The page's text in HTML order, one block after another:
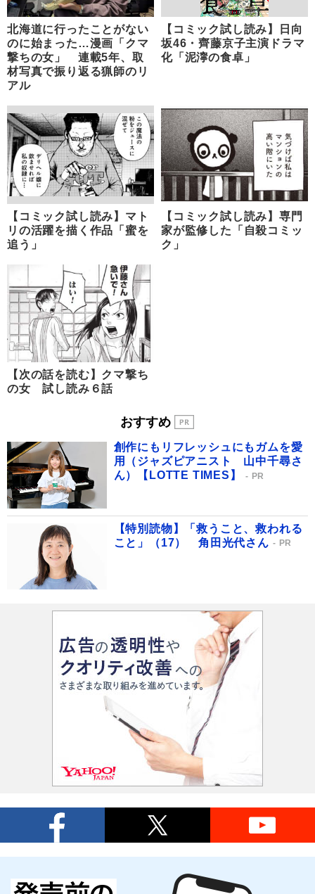
北海道に行ったことがない
のに始まった…漫画「クマ
撃ちの女」 連載5年、取
材写真で振り返る猟師のリ
アル
【コミック試し読み】日向
坂46・齊藤京子主演ドラマ
化「泥濘の食卓」
【コミック試し読み】マト
リの活躍を描く作品「蜜を
追う」
【コミック試し読み】専門
家が監修した「自殺コミッ
ク」
【次の話を読む】クマ撃ち
の女 試し読み６話
おすすめ
創作にもリフレッシュにもガムを愛
用（ジャズピアニスト 山中千尋さ
ん）【LOTTE TIMES】
PR
【特別読物】「救うこと、救われる
こと」（17） 角田光代さん
PR